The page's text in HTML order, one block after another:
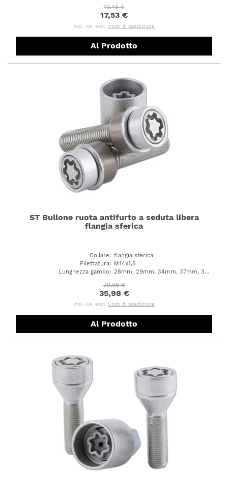
19,48 €
17,53 €
incl. IVA, escl. Costi di spedizione
Al Prodotto
ST Bullone ruota antifurto a seduta libera
flangia sferica
Collare: flangia sferica
Filettatura:
M14x1,5
Lunghezza gambo:
28mm, 29mm, 34mm, 37mm, 39mm, 43mm, 45mm, 48mm, 50mm, 53mm, 58mm
39,98 €
35,98 €
incl. IVA, escl. Costi di spedizione
Al Prodotto